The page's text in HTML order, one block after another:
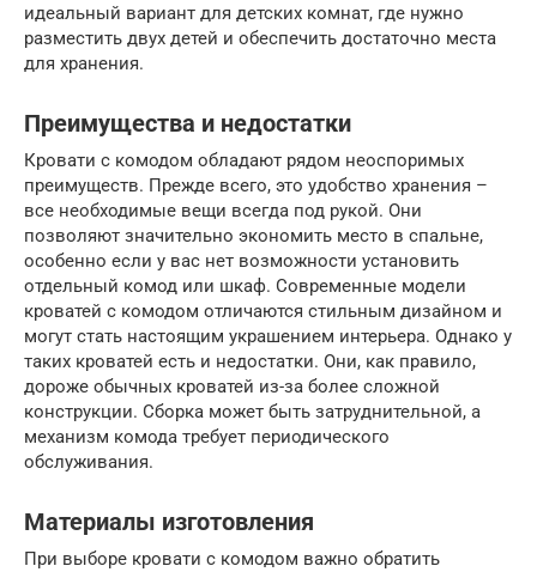
идеальный вариант для детских комнат, где нужно
разместить двух детей и обеспечить достаточно места
для хранения.
Преимущества и недостатки
Кровати с комодом обладают рядом неоспоримых
преимуществ. Прежде всего, это удобство хранения –
все необходимые вещи всегда под рукой. Они
позволяют значительно экономить место в спальне,
особенно если у вас нет возможности установить
отдельный комод или шкаф. Современные модели
кроватей с комодом отличаются стильным дизайном и
могут стать настоящим украшением интерьера. Однако у
таких кроватей есть и недостатки. Они, как правило,
дороже обычных кроватей из-за более сложной
конструкции. Сборка может быть затруднительной, а
механизм комода требует периодического
обслуживания.
Материалы изготовления
При выборе кровати с комодом важно обратить